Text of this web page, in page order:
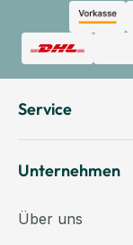
Service
Unternehmen
Über uns